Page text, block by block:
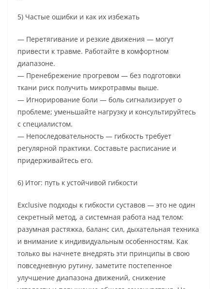
5) Частые ошибки и как их избежать
— Перетягивание и резкие движения — могут
привести к травме. Работайте в комфортном
диапазоне.
— Пренебрежение прогревом — без подготовки
ткани риск получить микротравмы выше.
— Игнорирование боли — боль сигнализирует о
проблеме; уменьшайте нагрузку и консультируйтесь
с специалистом.
— Непоследовательность — гибкость требует
регулярной практики. Составьте расписание и
придерживайтесь его.
6) Итог: путь к устойчивой гибкости
Exclusive подходы к гибкости суставов — это не один
секретный метод, а системная работа над телом:
разумная растяжка, баланс сил, дыхательная техника
и внимание к индивидуальным особенностям. Как
только вы начнете внедрять эти принципы в свою
повседневную рутину, заметите постепенное
улучшение диапазона движений, снижение